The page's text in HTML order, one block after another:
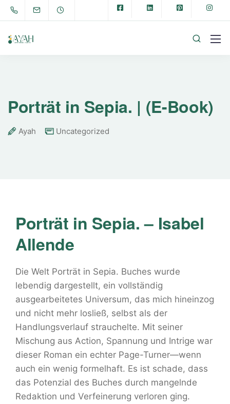
Porträt in Sepia. | (E-Book)
Ayah Uncategorized
Porträt in Sepia. – Isabel
Allende
Die Welt Porträt in Sepia. Buches wurde
lebendig dargestellt, ein vollständig
ausgearbeitetes Universum, das mich hineinzog
und nicht mehr losließ, selbst als der
Handlungsverlauf strauchelte. Mit seiner
Mischung aus Action, Spannung und Intrige war
dieser Roman ein echter Page-Turner—wenn
auch ein wenig formelhaft. Es ist schade, dass
das Potenzial des Buches durch mangelnde
Redaktion und Verfeinerung verloren ging.